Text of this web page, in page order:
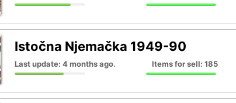
Istočna Njemačka 1949-90
Last update: 4 months ago. Items for sell: 185